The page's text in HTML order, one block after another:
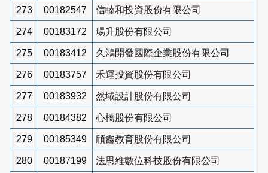
273 00182547 信睦和投資股份有限公司
274 00183172 瑒升股份有限公司
275 00183412 久鴻開發國際企業股份有限公司
276 00183757 禾運投資股份有限公司
277 00183932 然域設計股份有限公司
278 00184382 心橋股份有限公司
279 00185349 頎鑫教育股份有限公司
280 00187199 法思維數位科技股份有限公司